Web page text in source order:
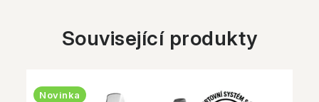
Související produkty
Novinka